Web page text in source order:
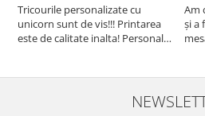
Tricourile personalizate cu
unicorn sunt de vis!!! Printarea
este de calitate inalta! Personalul
purtam cu drag la aniversate
Am
și a